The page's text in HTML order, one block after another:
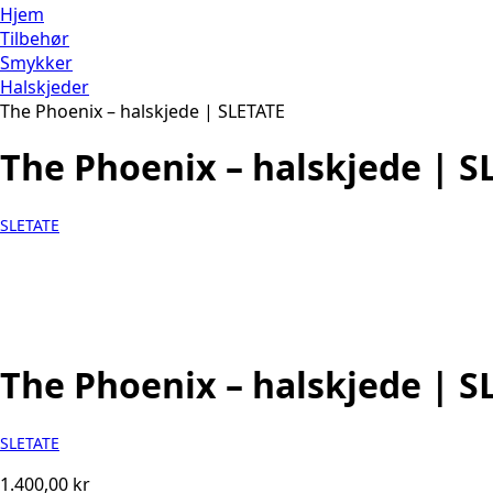
Hjem
Tilbehør
Smykker
Halskjeder
The Phoenix – halskjede | SLETATE
The Phoenix – halskjede |
SLETATE
The Phoenix – halskjede |
SLETATE
1.400,00 kr